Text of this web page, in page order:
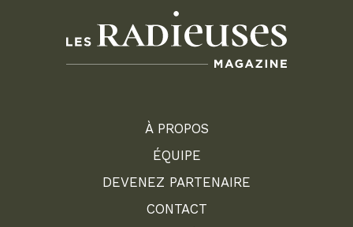
À PROPOS
ÉQUIPE
DEVENEZ PARTENAIRE
CONTACT